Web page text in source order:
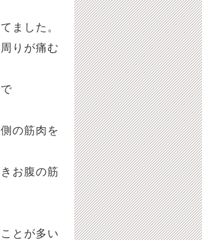
ました。
りが痛む
の筋肉を
お腹の筋
とが多い